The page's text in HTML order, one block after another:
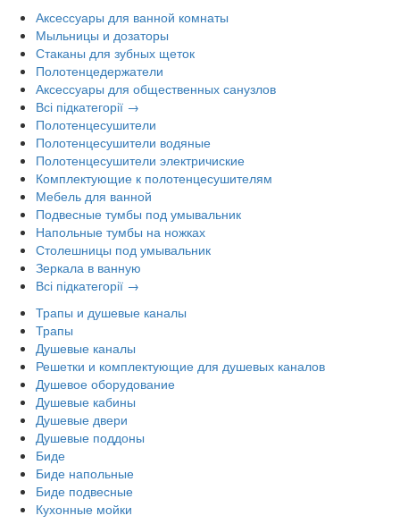
Аксессуары для ванной комнаты
Мыльницы и дозаторы
Стаканы для зубных щеток
Полотенцедержатели
Аксессуары для общественных санузлов
Всі підкатегорії →
Полотенцесушители
Полотенцесушители водяные
Полотенцесушители электричиские
Комплектующие к полотенцесушителям
Мебель для ванной
Подвесные тумбы под умывальник
Напольные тумбы на ножках
Столешницы под умывальник
Зеркала в ванную
Всі підкатегорії →
Трапы и душевые каналы
Трапы
Душевые каналы
Решетки и комплектующие для душевых каналов
Душевое оборудование
Душевые кабины
Душевые двери
Душевые поддоны
Биде
Биде напольные
Биде подвесные
Кухонные мойки